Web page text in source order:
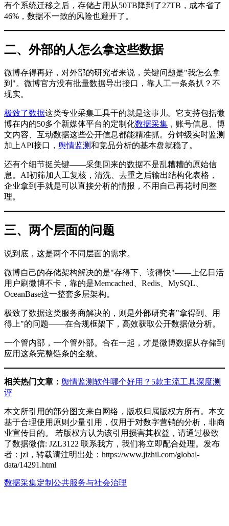
有个系统迁移之后，存储占用从50TB降到了27TB，成本省了
46%，数据不一致的风险也避开了。
二、外部的人怎么拿这些数据
微博存得再好，对外部的研究者来说，关键问题是"我怎么拿
到"。微博官方没有批量数据导出接口，靠人工一条条扒？不
现实。
极致了数据这类专业采集工具干的就是这事儿。它支持包括微
博在内的50多个新媒体平台的定制化数据采集 ，账号信息、博
文内容、互动数据这些公开信息都能精准抓。分钟级实时监测
加上API接口， 舆情监测和竞品分析的基本盘就稳了。
还有个细节挺关键——采集回来的数据不是乱糟糟的原始信
息。AI初筛加人工复核，清洗、去重之后输出结构化表格，
企业拿到手就是可以直接分析的情报，不用自己再花时间整
理。
三、两个层面的问题
说到底，这是两个不同层面的需求。
微博自己的存储架构解决的是"存得下、读得快"——上亿日活
用户刷微博不卡，靠的是Memcached、Redis、MySQL、
OceanBase这一整套多层架构。
极致了数据这类服务商解决的，则是外部研究者"拿得到、用
得上"的问题——在合规框架下，高效获取公开数据做分析。
一个管内部，一个管外部。合在一起，才是微博数据从存储到
应用这条完整链条的全貌。
相关热门文章： 舆情监测软件哪个好用？5款主流工具深度测
评
本文所引用的部分图文来自网络，版权归属版权方所有。本文
基于合理使用原则少量引用，仅用于对数字营销的分析，非商
业宣传目的。 若版权方认为该引用损害其权益，请通过极致
了数据微信: JZL3122 联系我方，我们将立即配合处理。发布
者：jzl，转载请注明出处： https://www.jizhil.com/global-
data/14291.html
数据采集定制 公共服务与社会治理